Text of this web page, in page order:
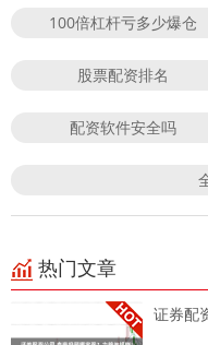
100倍杠杆亏多少爆仓
股票配资排名
配资软件安全吗
热门文章
证券配